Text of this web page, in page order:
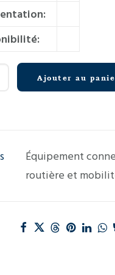
Ajouter au
Équipement
routière et